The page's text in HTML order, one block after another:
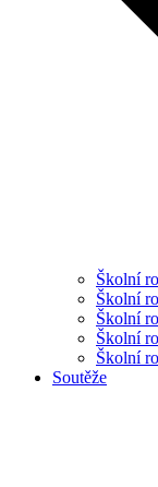
Školní
Školní
Školní
Školní
Školní
Soutěže